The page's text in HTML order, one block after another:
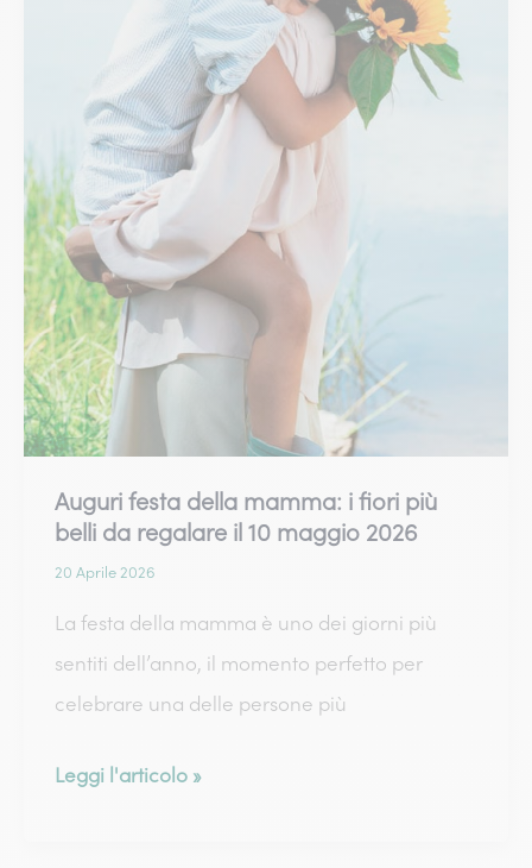
Auguri festa della mamma: i fiori più
belli da regalare il 10 maggio 2026
20 Aprile 2026
La festa della mamma è uno dei giorni più
sentiti dell’anno, il momento perfetto per
celebrare una delle persone più
Auguri
Leggi l'articolo »